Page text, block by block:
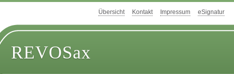
Übersicht Kontakt Impressum eSignatur
REVOSax